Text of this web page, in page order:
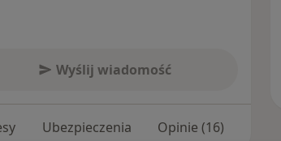
Wyślij wiadomość
Ubezpieczenia Opinie (16)